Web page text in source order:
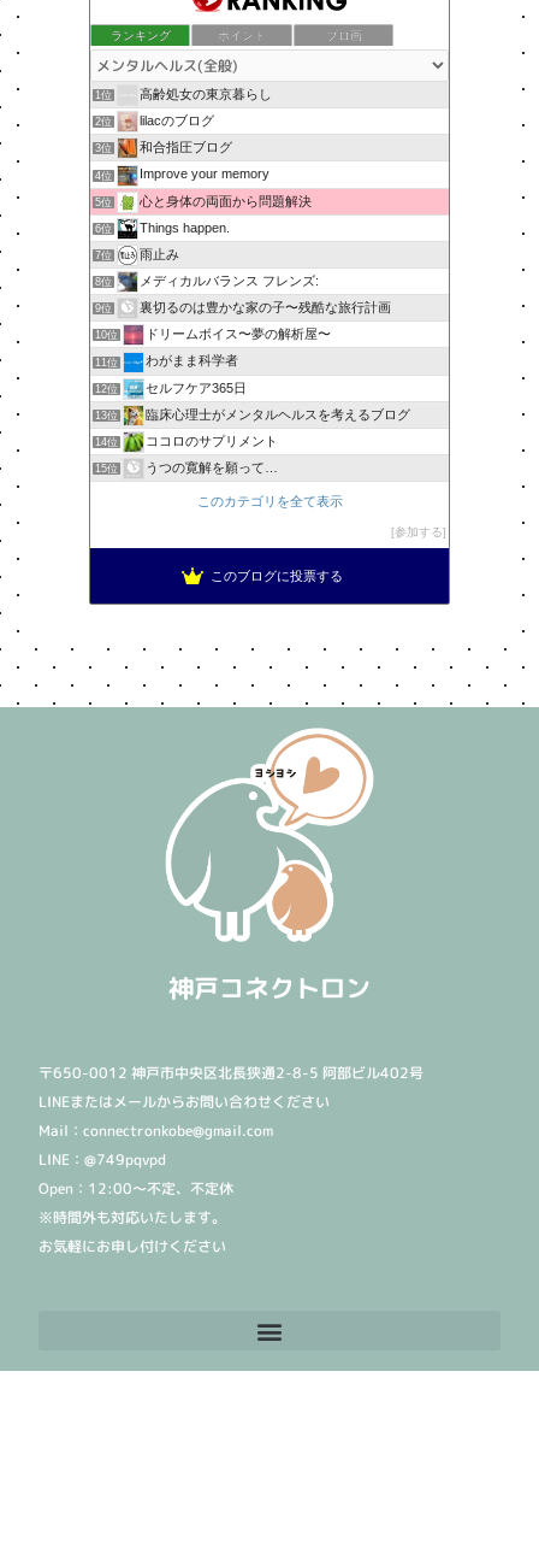
ランキング ポイント ブロ画
1位 高齢処女の東京暮らし
2位 lilacのブログ
3位 和合指圧ブログ
4位 Improve your memory
5位 心と身体の両面から問題解決
6位 Things happen.
7位 雨止み
8位 メディカルバランス フレンズ:
9位 裏切るのは豊かな家の子〜残酷な旅行計画
10位 ドリームボイス〜夢の解析屋〜
11位 わがまま科学者
12位 セルフケア365日
13位 臨床心理士がメンタルヘルスを考えるブログ
14位 ココロのサプリメント
15位 うつの寛解を願って…
このカテゴリを全て表示
参加する
このブログに投票する
神戸コネクトロン
〒650-0012 神戸市中央区北長狭通2-8-5 阿部ビル402号
LINEまたはメールからお問い合わせください
Mail：connectronkobe@gmail.com
LINE：@749pqvpd
Open：12:00〜不定、不定休
※時間外も対応いたします。
お気軽にお申し付けください